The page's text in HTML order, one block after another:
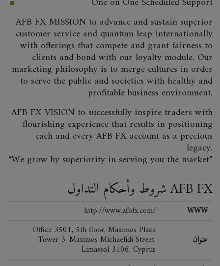
AFB FX MISSION to advance and sustain superior
customer service and quantum leap internationally
with offerings that compete and grant fairness to
clients and bond with our loyalty module. Our
marketing philosophy is to merge cultures in order
to serve the public and societies with healthy and
profitable business environment.
AFB FX VISION to successfully inspire traders with
flourishing experience that results in positioning
each and every AFB FX account as a precious
legacy.
“We grow by superiority in serving you the market”
شروط وأحكام التداول AFB FX
http://www.afbfx.com/
WWW
Office 3501, 5th floor, Maximos Plaza
Tower 3, Maximos Michaelidi Street,
Limassol 3106, Cyprus
عنوان